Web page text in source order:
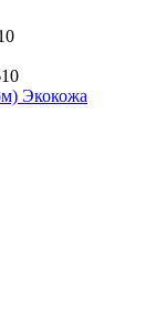
Экокожа